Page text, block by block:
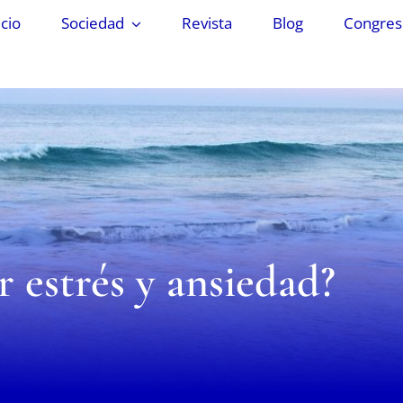
Sociedad Revista Blog
y ansiedad?